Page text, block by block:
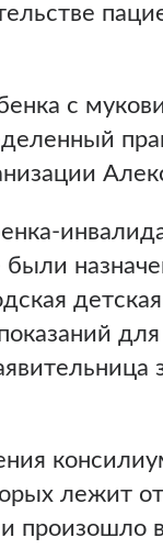
с
для
лежит
и произошло